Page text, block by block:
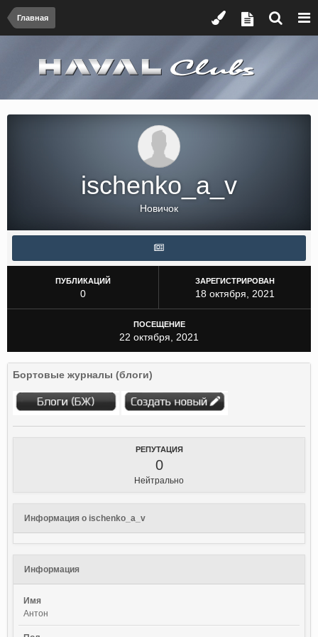
Главная
ischenko_a_v
Новичок
ПУБЛИКАЦИЙ
0
ЗАРЕГИСТРИРОВАН
18 октября, 2021
ПОСЕЩЕНИЕ
22 октября, 2021
Бортовые журналы (блоги)
РЕПУТАЦИЯ
0
Нейтрально
Информация о ischenko_a_v
Информация
Имя
Антон